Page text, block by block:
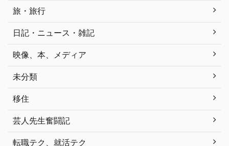
旅・旅行
日記・ニュース・雑記
映像、本、メディア
未分類
移住
芸人先生奮闘記
転職テク、就活テク